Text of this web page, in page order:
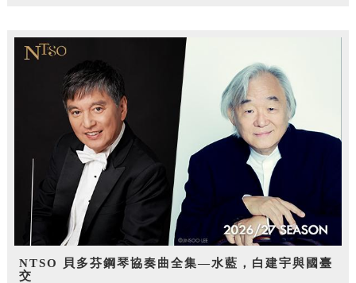
NTSO 貝多芬鋼琴協奏曲全集—水藍，白建宇與國臺
交